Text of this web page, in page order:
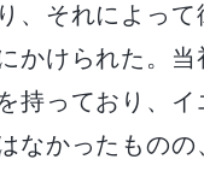
、それによって
かけられた。当
持っており、
なかったものの